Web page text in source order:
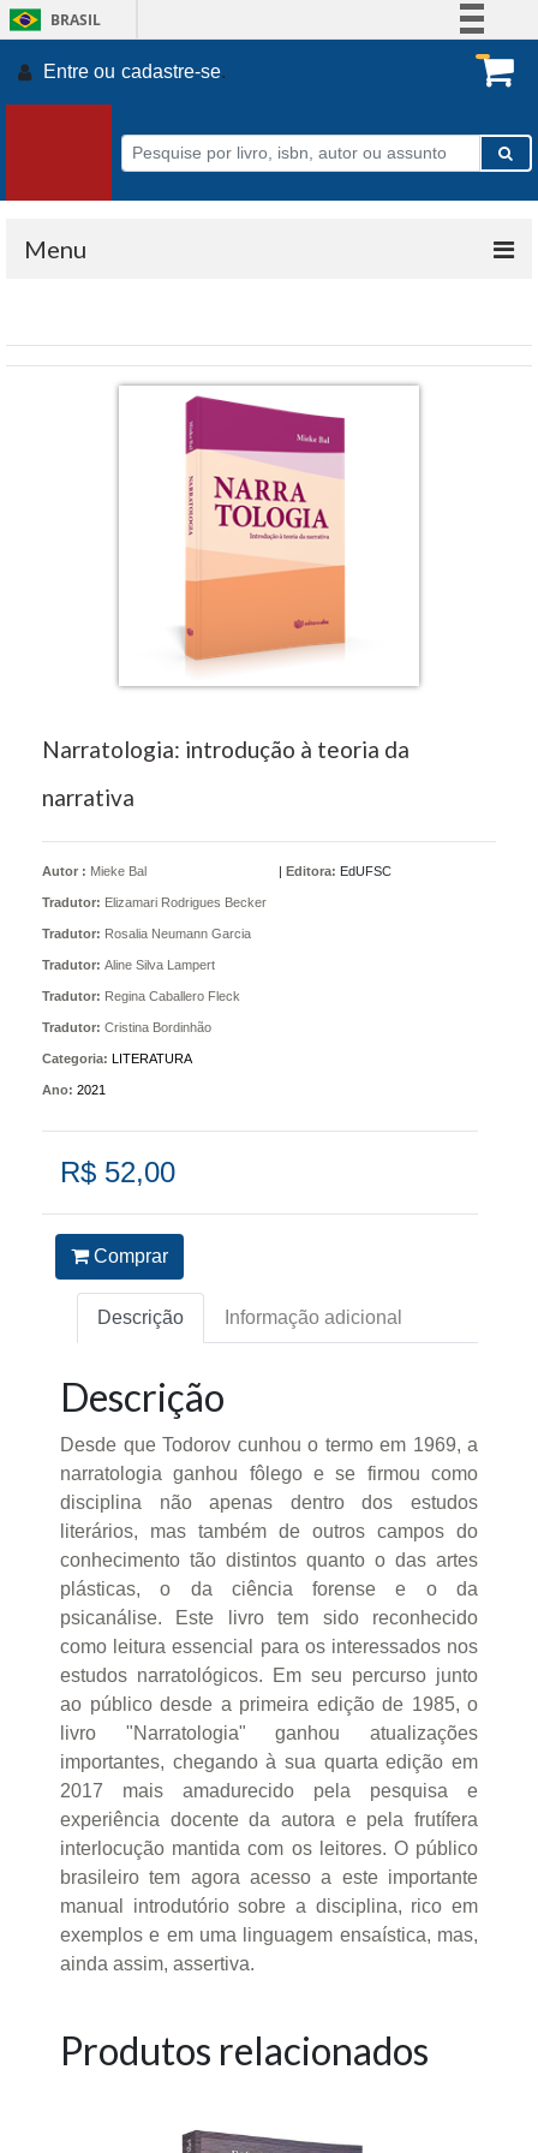
BRASIL
Participe
Acesso à informação
Legislação
Entre ou cadastre-se.
Menu
Narratologia: introdução à teoria da
narrativa
Autor : Mieke Bal
Tradutor: Elizamari Rodrigues Becker
Tradutor: Rosalia Neumann Garcia
Tradutor: Aline Silva Lampert
Tradutor: Regina Caballero Fleck
Tradutor: Cristina Bordinhão
| Editora: EdUFSC
Categoria: LITERATURA
Ano: 2021
R$ 52,00
Comprar
Descrição Informação adicional
Descrição
Desde que Todorov cunhou o termo em 1969, a
narratologia ganhou fôlego e se firmou como
disciplina não apenas dentro dos estudos
literários, mas também de outros campos do
conhecimento tão distintos quanto o das artes
plásticas, o da ciência forense e o da
psicanálise. Este livro tem sido reconhecido
como leitura essencial para os interessados nos
estudos narratológicos. Em seu percurso junto
ao público desde a primeira edição de 1985, o
livro "Narratologia" ganhou atualizações
importantes, chegando à sua quarta edição em
2017 mais amadurecido pela pesquisa e
experiência docente da autora e pela frutífera
interlocução mantida com os leitores. O público
brasileiro tem agora acesso a este importante
manual introdutório sobre a disciplina, rico em
exemplos e em uma linguagem ensaística, mas,
ainda assim, assertiva.
Produtos relacionados